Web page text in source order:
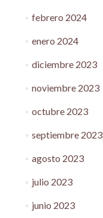
febrero 2024
enero 2024
diciembre 2023
noviembre 2023
octubre 2023
septiembre 2023
agosto 2023
julio 2023
junio 2023